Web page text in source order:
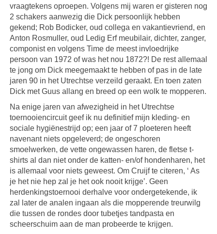
vraagtekens oproepen. Volgens mij waren er gisteren nog
2 schakers aanwezig die Dick persoonlijk hebben
gekend; Rob Bodicker, oud collega en vakantievriend, en
Anton Rosmuller, oud Ledig Erf meubilair, dichter, zanger,
componist en volgens Time de meest invloedrijke
persoon van 1972 of was het nou 1872?! De rest allemaal
te jong om Dick meegemaakt te hebben of pas in de late
jaren 90 in het Utrechtse verzeild geraakt. En toen zaten
Dick met Guus allang en breed op een wolk te mopperen.
Na enige jaren van afwezigheid in het Utrechtse
toernooiencircuit geef ik nu definitief mijn kleding- en
sociale hygiënestrijd op; een jaar of 7 ploeteren heeft
navenant niets opgeleverd; de ongeschoren
smoelwerken, de vette ongewassen haren, de fletse t-
shirts al dan niet onder de katten- en/of hondenharen, het
is allemaal voor niets geweest. Om Cruijf te citeren, ‘ As
je het nie hep zal je het ook nooit krijge’. Geen
herdenkingstoernooi derhalve voor ondergetekende, ik
zal later de analen ingaan als die mopperende treurwilg
die tussen de rondes door tubetjes tandpasta en
scheerschuim aan de man probeerde te krijgen.